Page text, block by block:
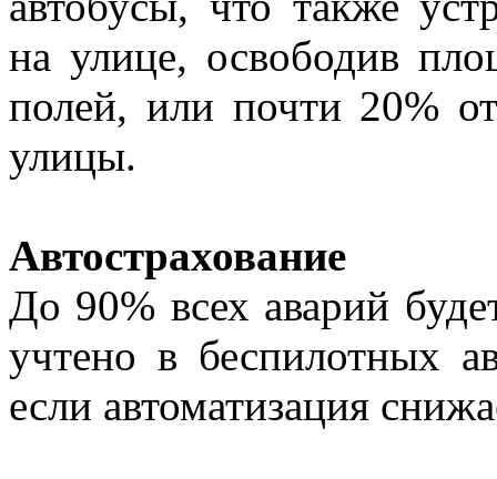
на улице, освободив
полей, или почти 20%
улицы.
Автострахование
До 90% всех аварий
учтено в беспилотных
если автоматизация